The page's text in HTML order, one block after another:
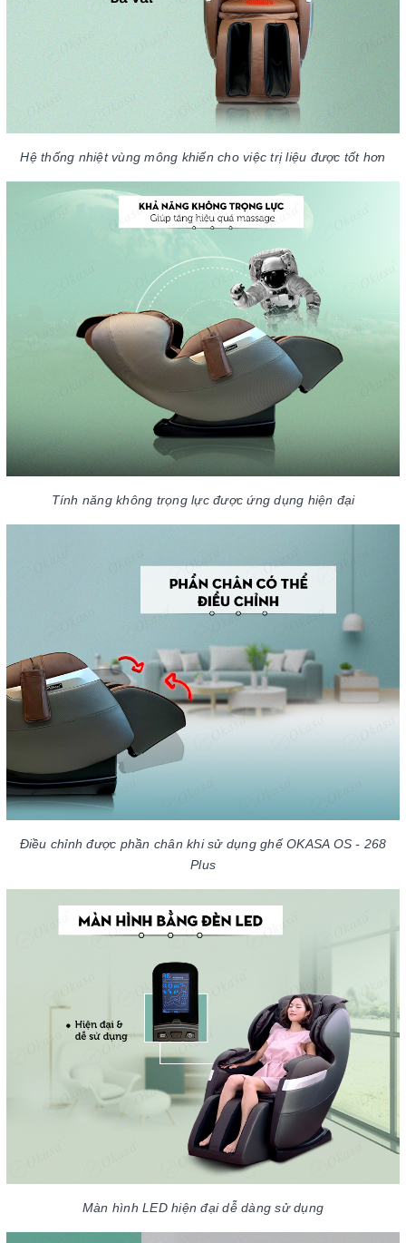
Hệ thống nhiệt vùng mông khiến cho việc trị liệu được tốt hơn
Tính năng không trọng lực được ứng dụng hiện đại
Điều chỉnh được phần chân khi sử dụng ghếOKASA OS - 268
Plus
Màn hình LED hiện đại dễ dàng sử dụng